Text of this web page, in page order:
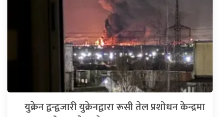
युक्रेन द्वन्द्वजारी युक्रेनद्वारा रूसी तेल प्रशोधन केन्द्रमा